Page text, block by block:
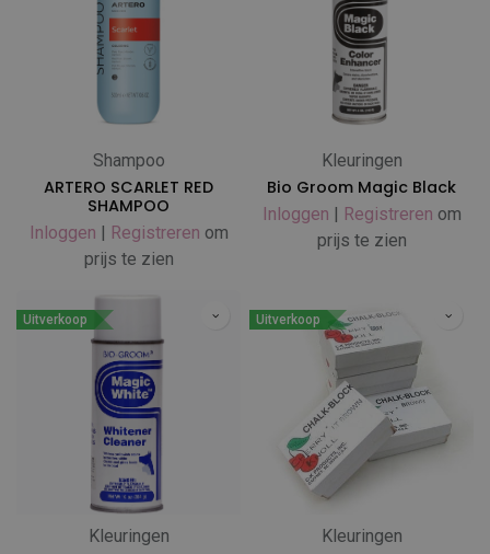
Shampoo
ARTERO SCARLET RED
SHAMPOO
Inloggen | Registreren om
prijs te zien
Kleuringen
Bio Groom Magic Black
Inloggen | Registreren om
prijs te zien
Uitverkoop
Kleuringen
Uitverkoop
Kleuringen